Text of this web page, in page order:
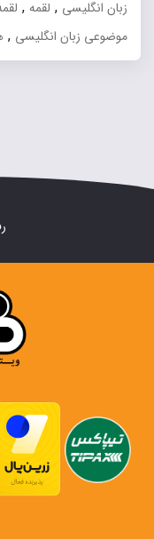
زبان انگلیسی , لقمه ,
موضوعی زبان انگلیسی ,